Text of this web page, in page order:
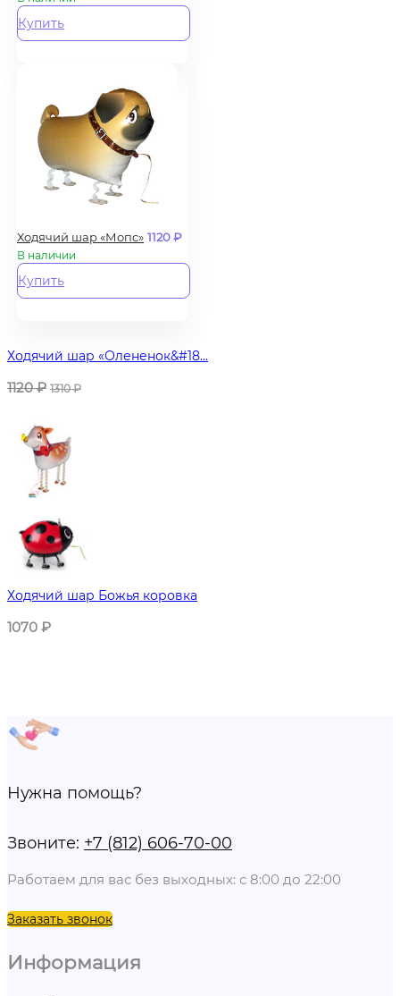
Купить
Ходячий шар «Мопс» 1120₽
В наличии
Купить
Ходячий шар «Олененок&#18...
1120₽ 1310₽
Ходячий шар Божья коровка
1070 ₽
Нужна помощь?
Звоните: +7 (812) 606-70-00
Работаем для вас без выходных: с 8:00 до 22:00
Заказать звонок
Информация